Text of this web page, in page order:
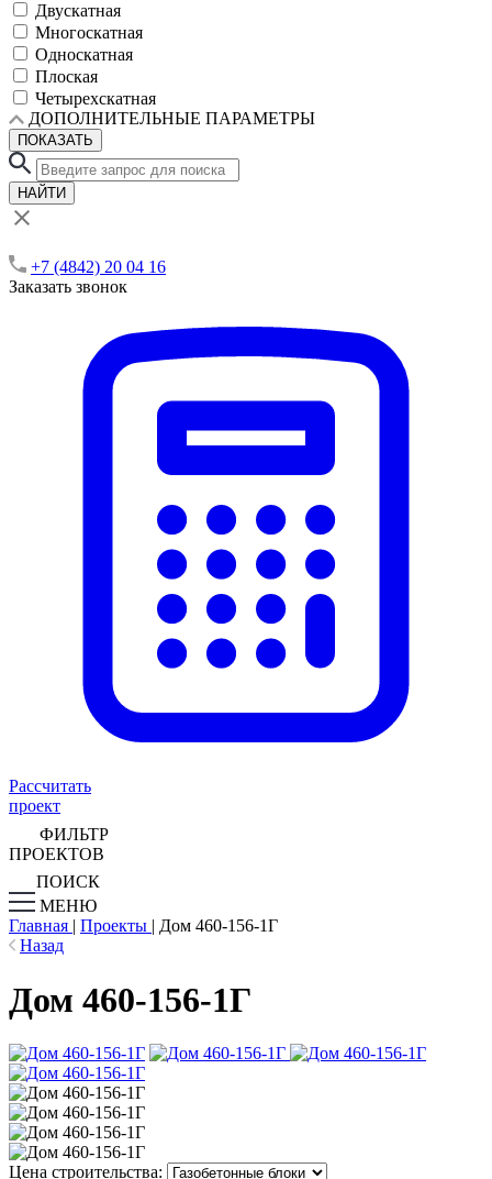
Двускатная
Многоскатная
Односкатная
Плоская
Четырехскатная
ДОПОЛНИТЕЛЬНЫЕ ПАРАМЕТРЫ
ПОКАЗАТЬ
НАЙТИ
+7 (4842) 20 04 16
Заказать звонок
Рассчитать
проект
ФИЛЬТР
ПРОЕКТОВ
ПОИСК
МЕНЮ
Главная | Проекты | Дом 460-156-1Г
Назад
Дом 460-156-1Г
Цена строительства: